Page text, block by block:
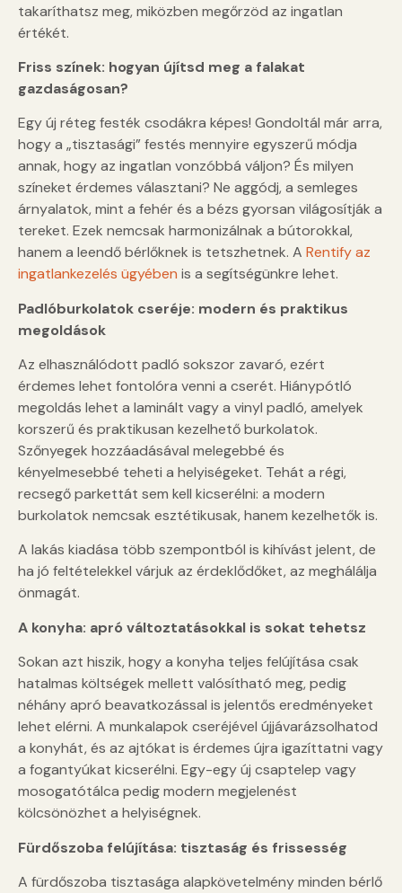
takaríthatsz meg, miközben megőrzöd az ingatlan
értékét.
Friss színek: hogyan újítsd meg a falakat
gazdaságosan?
Egy új réteg festék csodákra képes! Gondoltál már arra,
hogy a „tisztasági” festés mennyire egyszerű módja
annak, hogy az ingatlan vonzóbbá váljon? És milyen
színeket érdemes választani? Ne aggódj, a semleges
árnyalatok, mint a fehér és a bézs gyorsan világosítják a
tereket. Ezek nemcsak harmonizálnak a bútorokkal,
hanem a leendő bérlőknek is tetszhetnek. A Rentify az
ingatlankezelés ügyében is a segítségünkre lehet.
Padlóburkolatok cseréje: modern és praktikus
megoldások
Az elhasználódott padló sokszor zavaró, ezért
érdemes lehet fontolóra venni a cserét. Hiánypótló
megoldás lehet a laminált vagy a vinyl padló, amelyek
korszerű és praktikusan kezelhető burkolatok.
Szőnyegek hozzáadásával melegebbé és
kényelmesebbé teheti a helyiségeket. Tehát a régi,
recsegő parkettát sem kell kicserélni: a modern
burkolatok nemcsak esztétikusak, hanem kezelhetők is.
A lakás kiadása több szempontból is kihívást jelent, de
ha jó feltételekkel várjuk az érdeklődőket, az meghálálja
önmagát.
A konyha: apró változtatásokkal is sokat tehetsz
Sokan azt hiszik, hogy a konyha teljes felújítása csak
hatalmas költségek mellett valósítható meg, pedig
néhány apró beavatkozással is jelentős eredményeket
lehet elérni. A munkalapok cseréjével újjávarázsolhatod
a konyhát, és az ajtókat is érdemes újra igazíttatni vagy
a fogantyúkat kicserélni. Egy-egy új csaptelep vagy
mosogatótálca pedig modern megjelenést
kölcsönözhet a helyiségnek.
Fürdőszoba felújítása: tisztaság és frissesség
A fürdőszoba tisztasága alapkövetelmény minden bérlő